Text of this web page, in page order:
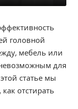
головной
мебель или
для
статье мы
отстирать